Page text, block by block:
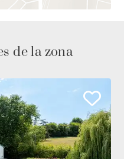
de la zona